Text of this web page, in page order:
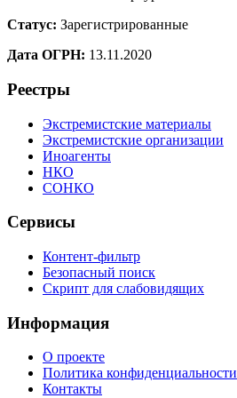
Статус: Зарегистрированные
Дата ОГРН: 13.11.2020
Реестры
Экстремистские материалы
Экстремистские организации
Иноагенты
НКО
СОНКО
Сервисы
Контент-фильтр
Безопасный поиск
Скрипт для слабовидящих
Информация
О проекте
Политика конфиденциальности
Контакты